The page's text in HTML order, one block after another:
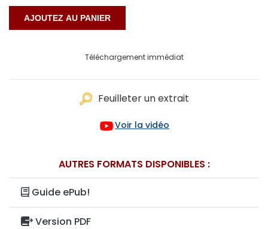
Téléchargement immédiat
Feuilleter un extrait
Voir la vidéo
AUTRES FORMATS DISPONIBLES :
Guide ePub!
Version PDF